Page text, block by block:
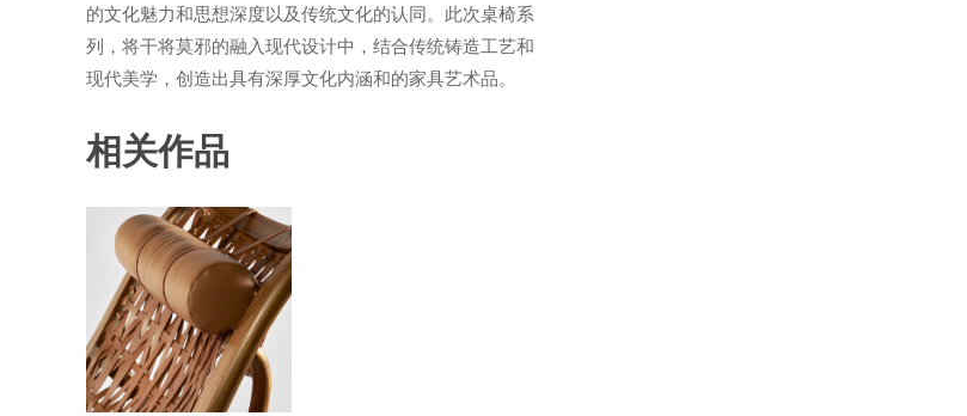
的文化魅力和思想深度以及传统文化的认同。此次桌椅系
列，将干将莫邪的融入现代设计中，结合传统铸造工艺和
现代美学，创造出具有深厚文化内涵和的家具艺术品。
相关作品